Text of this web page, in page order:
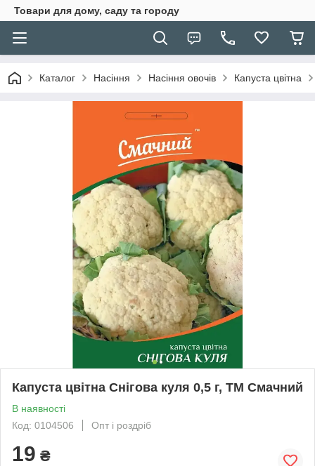
Товари для дому, саду та городу
Каталог Насіння Насіння овочів Капуста цвітна
Капуста цвітна Снігова куля 0,5 г, ТМ Смачний
В наявності
Код: 0104506
Опт і роздріб
19 ₴